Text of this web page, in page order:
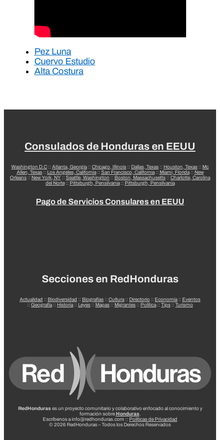
Pez Luna
Cuervo Estudio
Alta Costura
Consulados de Honduras en EEUU
Washington D.C :: Atlanta, Georgia :: Chicago, Illinois :: Dallas, Texas :: Houston, Texas :: Mc
Allen, Texas:: Los Angeles, California:: San Francisco, California:: Miami, Florida:: New
Orleans :: New York, NY :: Seattle, Washington :: Boston, Massachusetts :: Charlotte, Carolina
del Norte:: Pittsburgh, Pensilvania:: Pittsburgh, Pensilvania
Pago de Servicios Consulares en EEUU
Secciones en RedHonduras
Actualidad :: Biodiversidad :: Biografías :: Cultura :: Directorio :: Economía :: Eventos
:: Geografía :: Historia :: Leyes :: Mapas :: Migrantes :: Política :: Tips :: Turismo
RedHonduras es un proyecto comunitario y colaborativo enfocado al conocimiento y
formación sobreHonduras
Escríbenos a info@redhonduras.com :: Políticas de Privacidad
© 2026 RedHonduras – Todos los Derechos Reservados